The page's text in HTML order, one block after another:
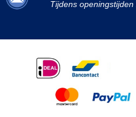
Tijdens